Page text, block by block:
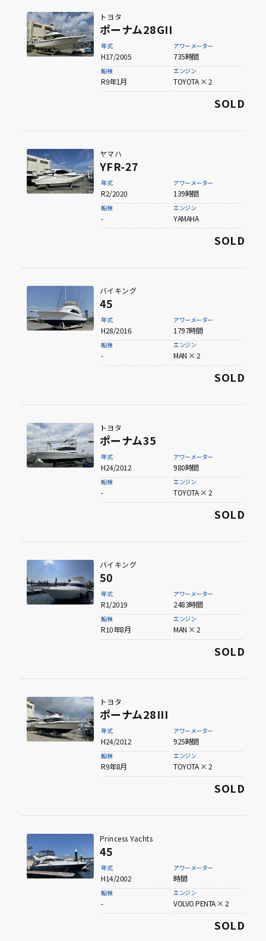
トヨタ
ポーナム28GII
年式
H17/2005
アワーメーター
735時間
船検
R9年1月
エンジン
TOYOTA × 2
SOLD
ヤマハ
YFR-27
年式
R2/2020
アワーメーター
139時間
船検
-
エンジン
YAMAHA
SOLD
バイキング
45
年式
H28/2016
アワーメーター
1797時間
船検
-
エンジン
MAN × 2
SOLD
トヨタ
ポーナム35
年式
H24/2012
アワーメーター
980時間
船検
-
エンジン
TOYOTA × 2
SOLD
バイキング
50
年式
R1/2019
アワーメーター
2483時間
船検
R10年8月
エンジン
MAN × 2
SOLD
トヨタ
ポーナム28III
年式
H24/2012
アワーメーター
925時間
船検
R9年8月
エンジン
TOYOTA × 2
SOLD
Princess Yachts
45
年式
H14/2002
アワーメーター
時間
船検
-
エンジン
VOLVO PENTA × 2
SOLD